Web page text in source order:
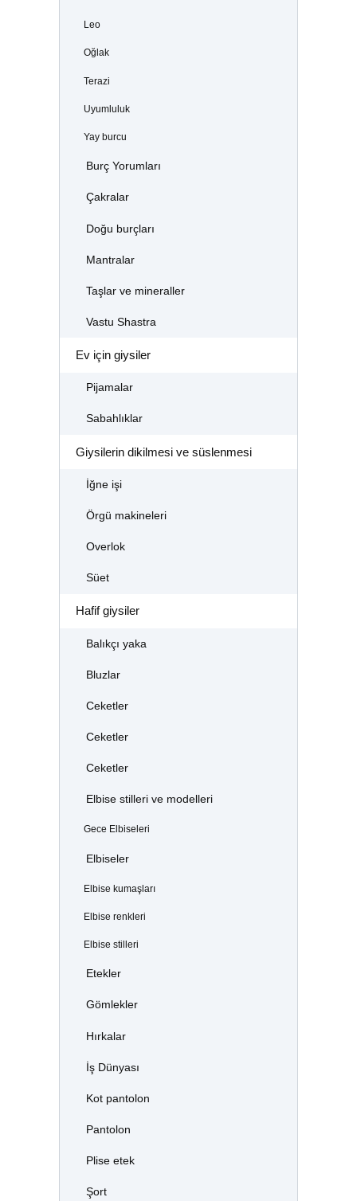
Leo
Oğlak
Terazi
Uyumluluk
Yay burcu
Burç Yorumları
Çakralar
Doğu burçları
Mantralar
Taşlar ve mineraller
Vastu Shastra
Ev için giysiler
Pijamalar
Sabahlıklar
Giysilerin dikilmesi ve süslenmesi
İğne işi
Örgü makineleri
Overlok
Süet
Hafif giysiler
Balıkçı yaka
Bluzlar
Ceketler
Ceketler
Ceketler
Elbise stilleri ve modelleri
Gece Elbiseleri
Elbiseler
Elbise kumaşları
Elbise renkleri
Elbise stilleri
Etekler
Gömlekler
Hırkalar
İş Dünyası
Kot pantolon
Pantolon
Plise etek
Şort